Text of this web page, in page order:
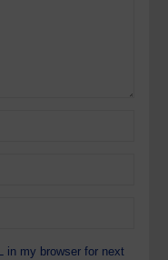
in my browser for next